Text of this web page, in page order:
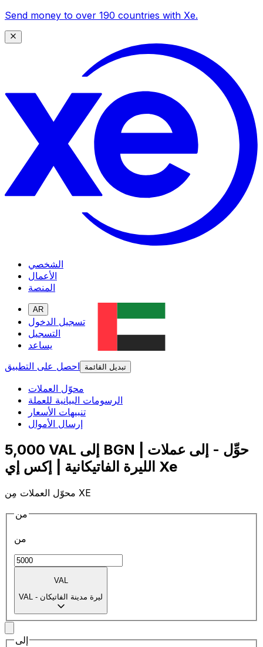
Send money to over 190 countries with Xe.
الشخصي
الأعمال
المنصة
AR
تسجيل الدخول
التسجيل
يساعد
احصل على التطبيق
تبديل القائمة
محوّل العملات
الرسومات البيانية للعملة
تنبيهات الأسعار
إرسال الأموال
5,000 VAL إلى BGN | حوِّل - إلى عملات
الليرة الفاتيكانية | إكس إي Xe
محوّل العملات مِن XE
من
من
VAL
VAL - ليرة مدينة الفاتيكان
إلى